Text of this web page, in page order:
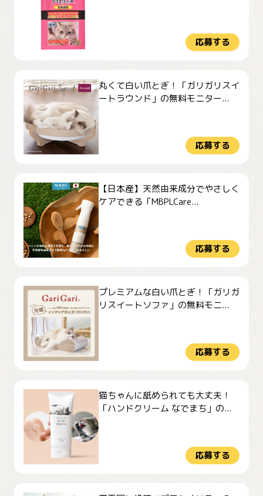
応募する
丸くて白い爪とぎ！「ガリガリスイ
ートラウンド」の無料モニター...
応募する
【日本産】天然由来成分でやさしく
ケアできる「MBPLCare...
応募する
プレミアムな白い爪とぎ！「ガリガ
リスイートソファ」の無料モニ...
応募する
猫ちゃんに舐められても大丈夫！
「ハンドクリーム なでまち」の...
応募する